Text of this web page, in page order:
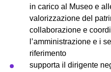
Partecipa
Per la scuola
in carico al Museo e
valorizzazione del
collaborazione e
l’amministrazione e i
riferimento
supporta il dirigente